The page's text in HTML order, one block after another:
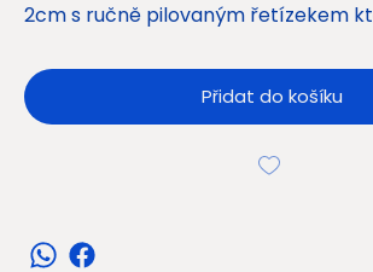
2cm s ručně pilovaným řetízekem
btto.
Přidat do košíku